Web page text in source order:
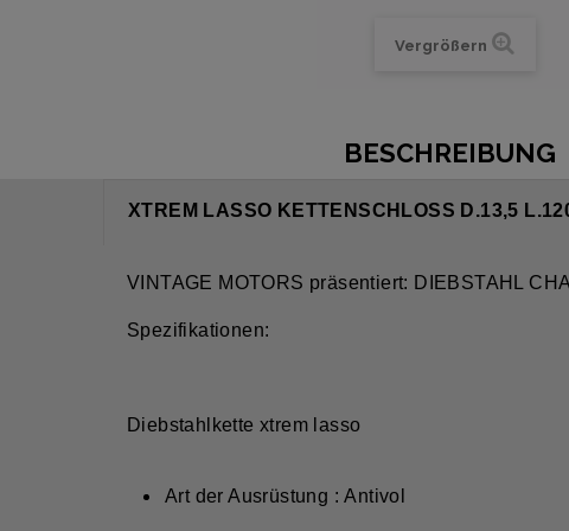
Vergrößern
BESCHREIBUNG
XTREM LASSO KETTENSCHLOSS D.13,5
VINTAGE MOTORS präsentiert: DIEBSTAHL
Spezifikationen:
Diebstahlkette xtrem lasso
Art der Ausrüstung : Antivol